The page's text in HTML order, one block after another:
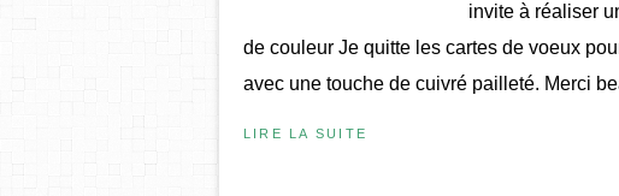
invite à réaliser
de couleur Je quitte les cartes de voeux
avec une touche de cuivré pailleté. Merci
LIRE LA SUITE